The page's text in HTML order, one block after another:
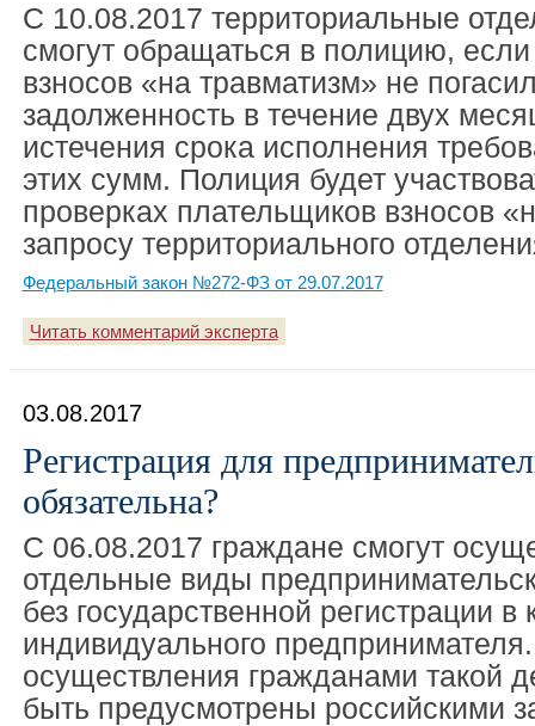
С 10.08.2017 территориальные
смогут обращаться в полицию,
взносов «на травматизм» не
задолженность в течение двух
истечения срока исполнения
этих сумм. Полиция будет
проверках плательщиков взносов
запросу территориального
Федеральный закон №272-ФЗ от 29.07.2017
Читать комментарий эксперта
03.08.2017
Регистрация для
обязательна?
С 06.08.2017 граждане смогут
отдельные виды
без государственной регистрации в
индивидуального
осуществления гражданами такой
быть предусмотрены российскими